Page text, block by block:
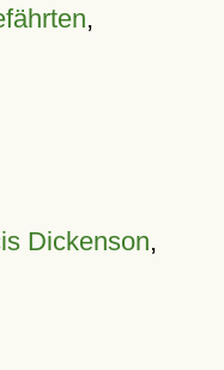
,
Dickenson,